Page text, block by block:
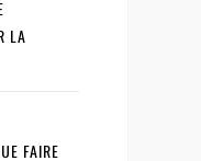
LA
FAIRE